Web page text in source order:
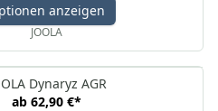
anzeigen
JOOLA
Dynaryz AGR
ab 62,90 €*